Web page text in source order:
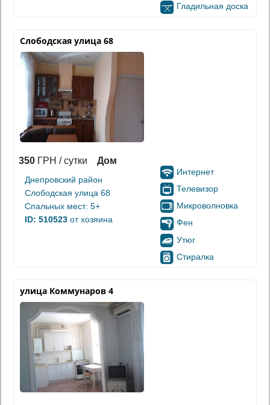
Гладильная доска
Слободская улица 68
350 ГРН / сутки Дом
Днепровский район
Слободская улица 68
Спальных мест: 5+
ID: 510523 от хозяина
Интернет
Телевизор
Микроволновка
Фен
Утюг
Стиралка
улица Коммунаров 4